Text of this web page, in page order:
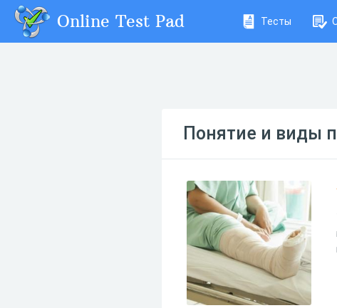
Online Test Pad Тесты
Понятие и виды